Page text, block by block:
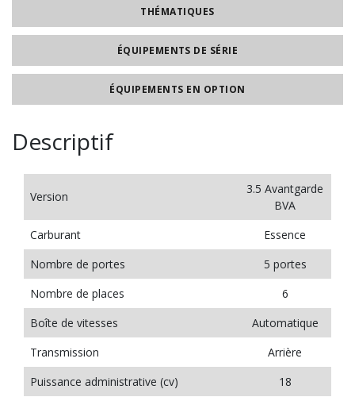
THÉMATIQUES
ÉQUIPEMENTS DE SÉRIE
ÉQUIPEMENTS EN OPTION
Descriptif
Version
3.5 Avantgarde
BVA
Carburant
Essence
Nombre de portes
5 portes
Nombre de places
6
Boîte de vitesses
Automatique
Transmission
Arrière
Puissance administrative (cv)
18